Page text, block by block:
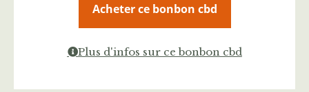
Acheter ce bonbon cbd
Plus d'infos sur ce bonbon cbd